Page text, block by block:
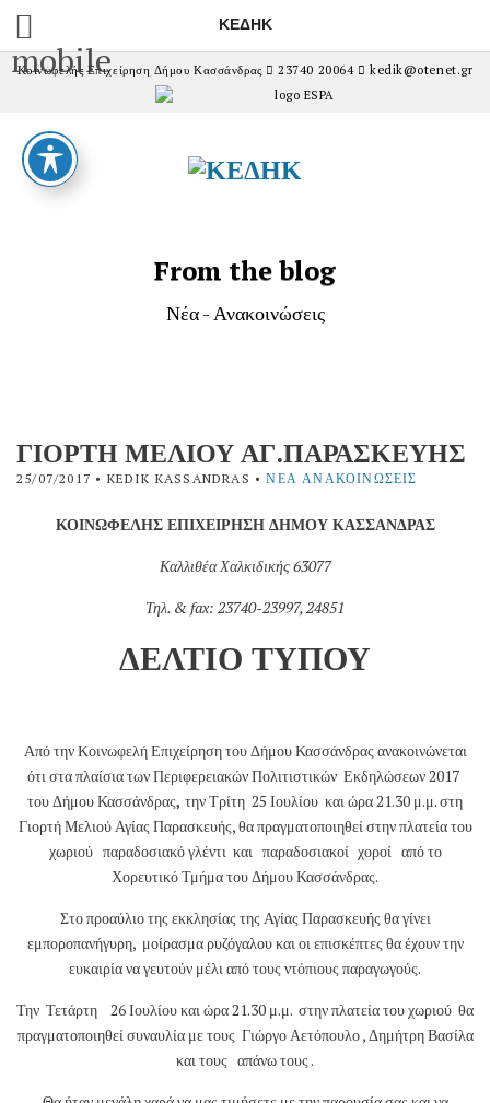
mobile
ΚΕΔΗΚ
Κοινωφελής Επιχείρηση Δήμου Κασσάνδρας 23740 20064 kedik@otenet.gr
From the blog
Νέα - Ανακοινώσεις
ΓΙΟΡΤΗ ΜΕΛΙΟΥ ΑΓ.ΠΑΡΑΣΚΕΥΗΣ
25/07/2017 • KEDIK KASSANDRAS •ΝΈΑ ΑΝΑΚΟΙΝΏΣΕΙΣ
ΚΟΙΝΩΦΕΛΗΣ ΕΠΙΧΕΙΡΗΣΗ ΔΗΜΟΥ ΚΑΣΣΑΝΔΡΑΣ
Καλλιθέα Χαλκιδικής 63077
Τηλ. & fax: 23740-23997, 24851
ΔΕΛΤΙΟ ΤΥΠΟΥ
Από την Κοινωφελή Επιχείρηση του Δήμου Κασσάνδρας ανακοινώνεται
ότι στα πλαίσια των Περιφερειακών Πολιτιστικών Εκδηλώσεων 2017
του Δήμου Κασσάνδρας, την Τρίτη 25 Ιουλίου και ώρα 21.30 μ.μ. στη
Γιορτή Μελιού Αγίας Παρασκευής, θα πραγματοποιηθεί στην πλατεία του
χωριού παραδοσιακό γλέντι και παραδοσιακοί χοροί από το
Χορευτικό Τμήμα του Δήμου Κασσάνδρας.
Στο προαύλιο της εκκλησίας της Αγίας Παρασκευής θα γίνει
εμποροπανήγυρη, μοίρασμα ρυζόγαλου και οι επισκέπτες θα έχουν την
ευκαιρία να γευτούν μέλι από τους ντόπιους παραγωγούς.
Την Τετάρτη 26 Ιουλίου και ώρα 21.30 μ.μ. στην πλατεία του χωριού θα
πραγματοποιηθεί συναυλία με τους Γιώργο Αετόπουλο , Δημήτρη Βασίλα
και τους απάνω τους .